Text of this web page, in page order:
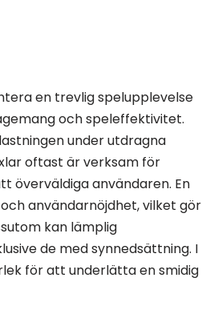
en trevlig spelupplevelse
och speleffektivitet.
under utdragna
oftast är verksam för
överväldiga användaren. En
användarnöjdhet, vilket gör
kan lämplig
de med synnedsättning. I
för att underlätta en smidig